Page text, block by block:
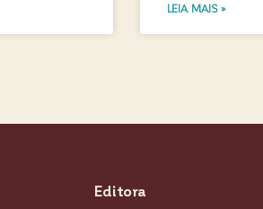
LEIA MAIS »
Editora